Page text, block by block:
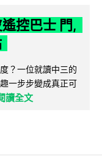
控巴士 門,
？一位就讀中三的
一步步變成真正可
讀全文